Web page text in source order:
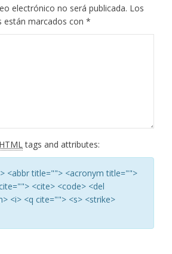
electrónico no será publicada. Los
marcados con *
HTMLtags and attributes:
<abbr title=""> <acronym title="">
<cite> <code> <del
<i> <q cite=""> <s> <strike>